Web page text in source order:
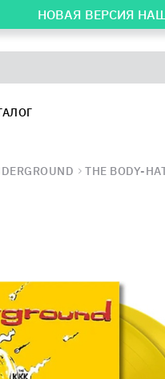
НОВАЯ ВЕРСИЯ
THE BODY-